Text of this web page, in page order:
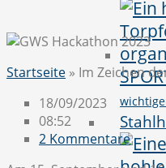
Startseite » Im Zeichen
18/09/2023
08:52
2 Kommentare